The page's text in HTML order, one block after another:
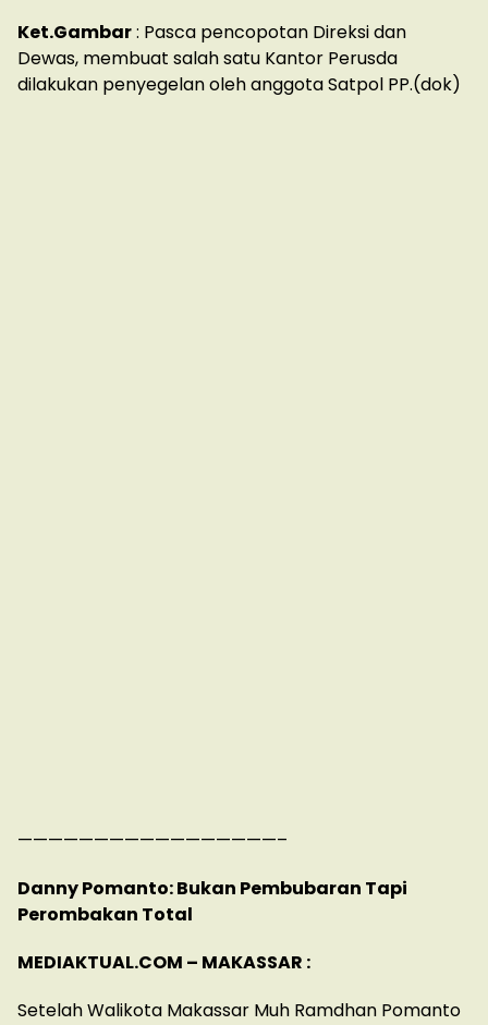
Ket.Gambar: Pasca pencopotan Direksi dan
Dewas, membuat salah satu Kantor Perusda
dilakukan penyegelan oleh anggota Satpol PP.(dok)
—————————————————–
Danny Pomanto: Bukan Pembubaran Tapi
Perombakan Total
MEDIAKTUAL.COM – MAKASSAR :
Setelah Walikota Makassar Muh Ramdhan Pomanto